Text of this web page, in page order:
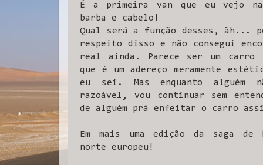
É a primeira van que eu vejo
barba e cabelo!
Qual será a função desses, ãh...
respeito disso e não consegui
real ainda. Parece ser um carro
que é um adereço meramente
eu sei. Mas enquanto alguém
razoável, vou continuar sem
de alguém prá enfeitar o carro
Em mais uma edição da saga de
norte europeu!